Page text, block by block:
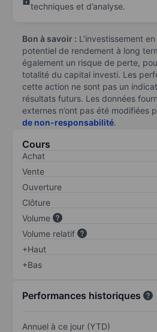
techniques et d’analyse.
Bon à savoir : L’investissement
potentiel de rendement à long
également un risque de perte,
totalité du capital investi. Les
cette action ne sont pas un
résultats futurs. Les données
externes n’ont pas été modifiées
de non-responsabilité.
Cours
Achat
Vente
Ouverture
Clôture
Volume
Volume relatif
+Haut
+Bas
Performances historiques
Annuel à ce jour (YTD)